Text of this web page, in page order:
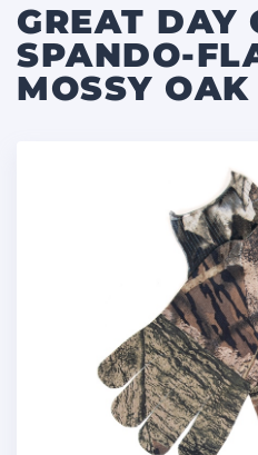
GREAT DAY
SPANDO-
MOSSY OAK